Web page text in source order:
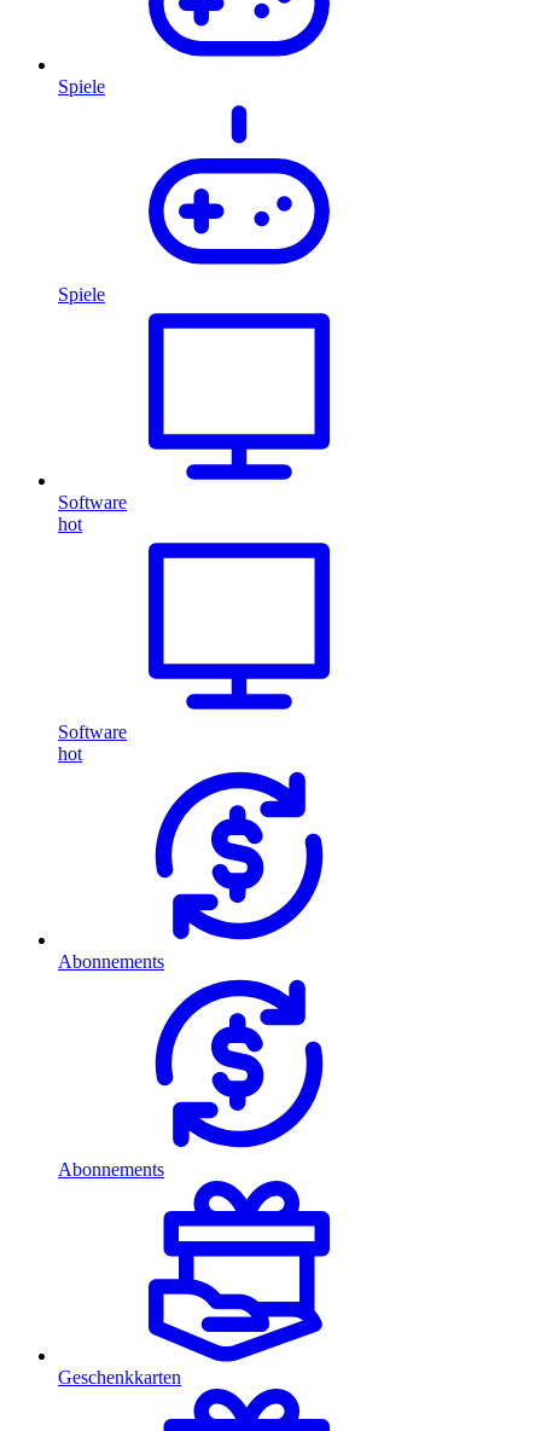
Spiele
Spiele
Software
hot
Software
hot
Abonnements
Abonnements
Geschenkkarten